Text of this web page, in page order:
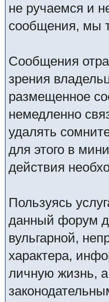
не ручаемся и
сообщения, мы
Сообщения
зрения
размещенное
немедленно
удалять
для этого в
действия
Пользуясь
данный форум
вульгарной,
характера,
личную жизнь,